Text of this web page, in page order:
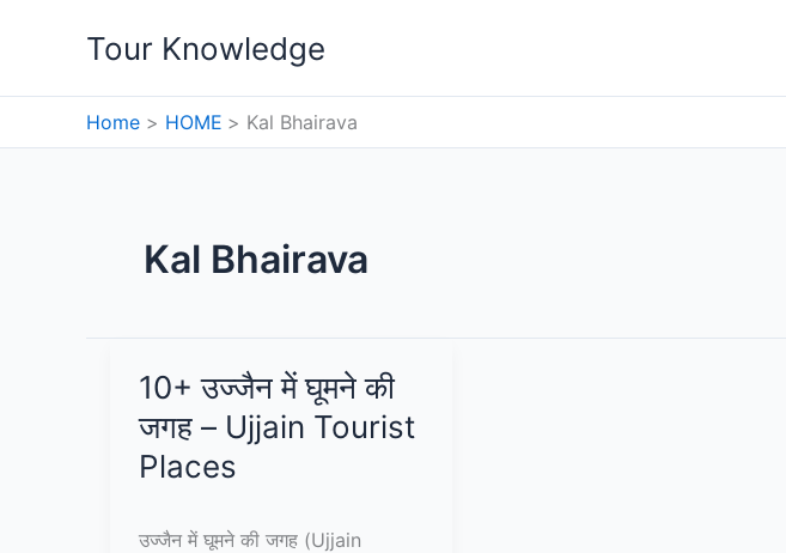
Tour Knowledge
Home HOME Kal Bhairava
Kal Bhairava
10+ उज्जैन में घूमने की
जगह – Ujjain Tourist
Places
उज्जैन में घूमने की जगह (Ujjain